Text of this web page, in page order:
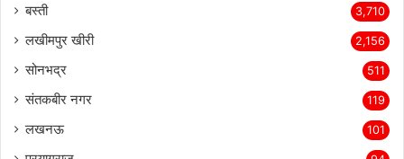
बस्ती 3,710
लखीमपुर खीरी 2,156
सोनभद्र 511
संतकबीर नगर 119
लखनऊ 101